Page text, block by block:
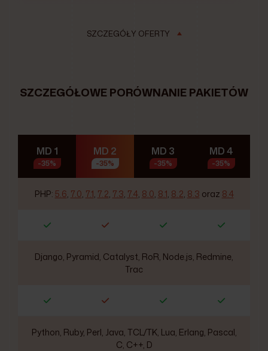
SZCZEGÓŁY OFERTY
SZCZEGÓŁOWE PORÓWNANIE PAKIETÓW
MD 1
-35%
MD 2
-35%
MD 3
-35%
MD 4
-35%
PHP: 5.6 7.0 7.1 7.2 7.3 7.4, 8.0 8.1 8.2 8.3 oraz 8.4
Django, Pyramid, Catalyst, RoR, Node.js, Redmine,
Trac
Python, Ruby, Perl, Java, TCL/TK, Lua, Erlang, Pascal,
C, C++, D